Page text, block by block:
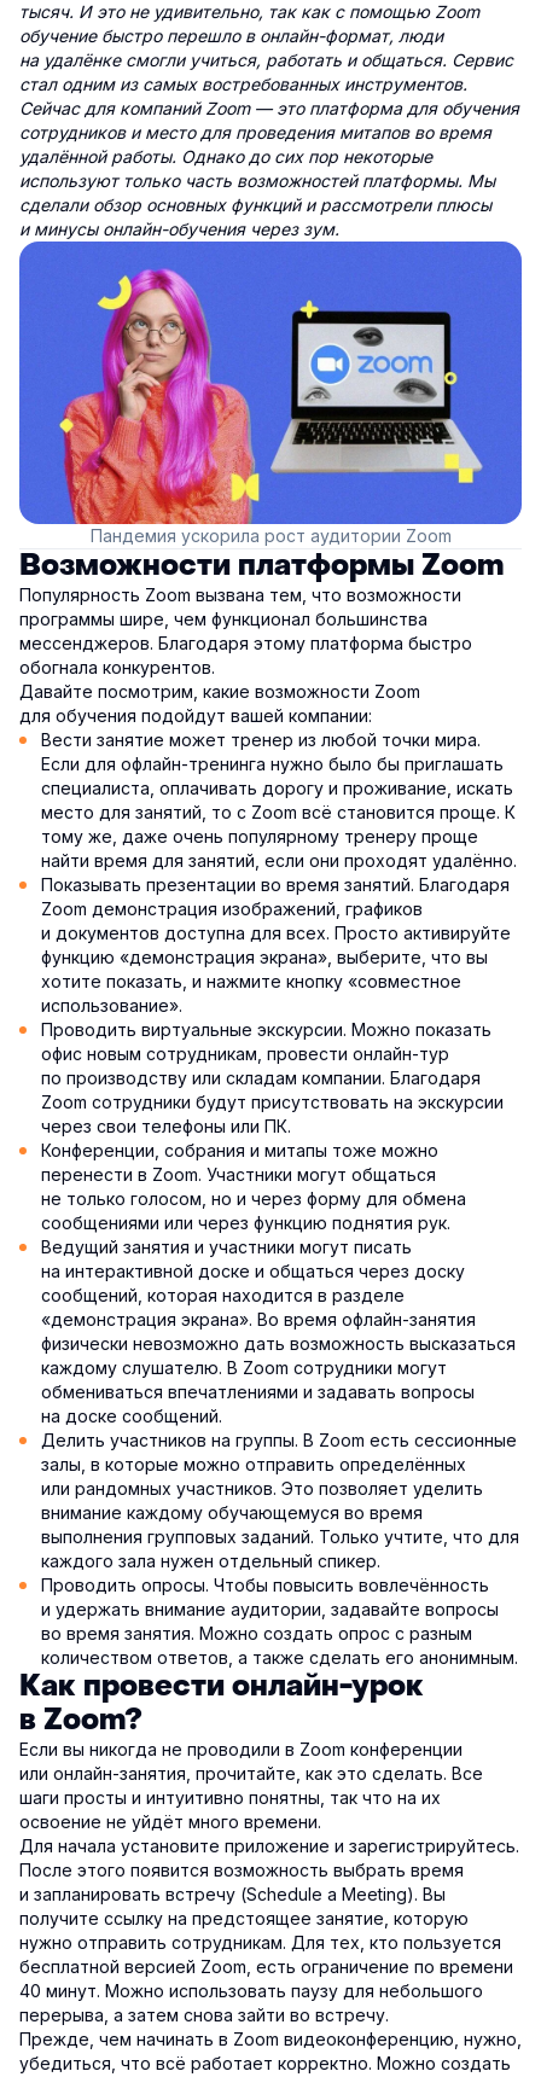
тысяч. И это не удивительно, так как с помощью Zoom
обучение быстро перешло в онлайн-формат, люди
на удалёнке смогли учиться, работать и общаться. Сервис
стал одним из самых востребованных инструментов.
Сейчас для компаний Zoom — это платформа для обучения
сотрудников и место для проведения митапов во время
удалённой работы. Однако до сих пор некоторые
используют только часть возможностей платформы. Мы
сделали обзор основных функций и рассмотрели плюсы
и минусы онлайн-обучения через зум.
Пандемия ускорила рост аудитории Zoom
Возможности платформы Zoom
Популярность Zoom вызвана тем, что возможности
программы шире, чем функционал большинства
мессенджеров. Благодаря этому платформа быстро
обогнала конкурентов.
Давайте посмотрим, какие возможности Zoom
для обучения подойдут вашей компании:
Вести занятие может тренер из любой точки мира.
Если для офлайн-тренинга нужно было бы приглашать
специалиста, оплачивать дорогу и проживание, искать
место для занятий, то с Zoom всё становится проще. К
тому же, даже очень популярному тренеру проще
найти время для занятий, если они проходят удалённо.
Показывать презентации во время занятий. Благодаря
Zoom демонстрация изображений, графиков
и документов доступна для всех. Просто активируйте
функцию «демонстрация экрана», выберите, что вы
хотите показать, и нажмите кнопку «совместное
использование».
Проводить виртуальные экскурсии. Можно показать
офис новым сотрудникам, провести онлайн-тур
по производству или складам компании. Благодаря
Zoom сотрудники будут присутствовать на экскурсии
через свои телефоны или ПК.
Конференции, собрания и митапы тоже можно
перенести в Zoom. Участники могут общаться
не только голосом, но и через форму для обмена
сообщениями или через функцию поднятия рук.
Ведущий занятия и участники могут писать
на интерактивной доске и общаться через доску
сообщений, которая находится в разделе
«демонстрация экрана». Во время офлайн-занятия
физически невозможно дать возможность высказаться
каждому слушателю. В Zoom сотрудники могут
обмениваться впечатлениями и задавать вопросы
на доске сообщений.
Делить участников на группы. В Zoom есть сессионные
залы, в которые можно отправить определённых
или рандомных участников. Это позволяет уделить
внимание каждому обучающемуся во время
выполнения групповых заданий. Только учтите, что для
каждого зала нужен отдельный спикер.
Проводить опросы. Чтобы повысить вовлечённость
и удержать внимание аудитории, задавайте вопросы
во время занятия. Можно создать опрос с разным
количеством ответов, а также сделать его анонимным.
Как провести онлайн-урок
в Zoom?
Если вы никогда не проводили в Zoom конференции
или онлайн-занятия, прочитайте, как это сделать. Все
шаги просты и интуитивно понятны, так что на их
освоение не уйдёт много времени.
Для начала установите приложение и зарегистрируйтесь.
После этого появится возможность выбрать время
и запланировать встречу (Schedule a Meeting). Вы
получите ссылку на предстоящее занятие, которую
нужно отправить сотрудникам. Для тех, кто пользуется
бесплатной версией Zoom, есть ограничение по времени
40 минут. Можно использовать паузу для небольшого
перерыва, а затем снова зайти во встречу.
Прежде, чем начинать в Zoom видеоконференцию, нужно,
убедиться, что всё работает корректно. Можно создать